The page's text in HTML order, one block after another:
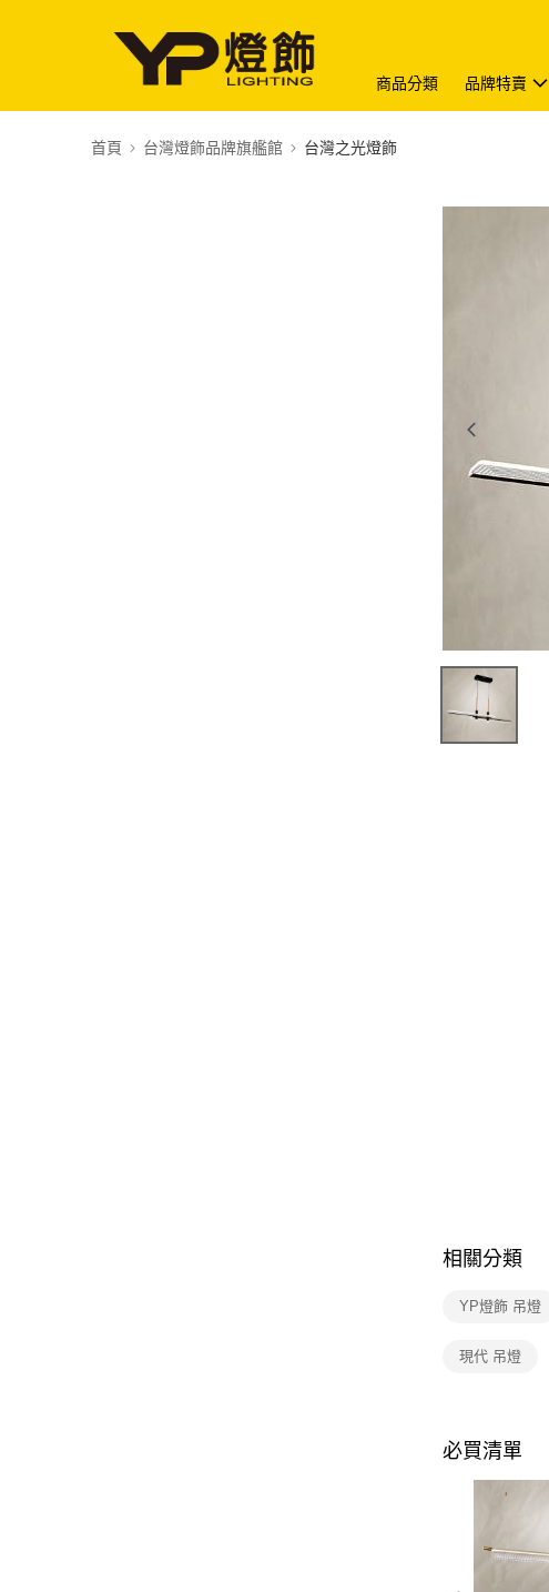
商品分類 品牌特賣
首頁 台灣燈飾品牌旗艦館 台灣之光燈飾
相關分類
YP燈飾 吊燈
現代 吊燈
必買清單